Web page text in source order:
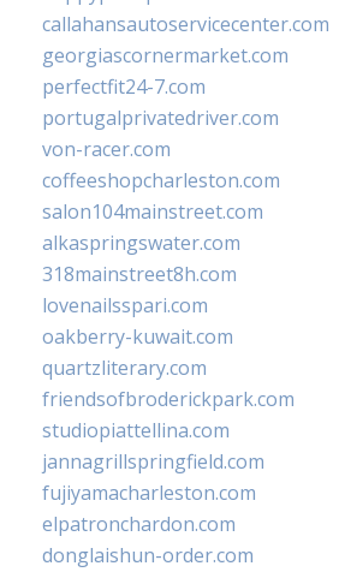
callahansautoservicecenter.com
georgiascornermarket.com
perfectfit24-7.com
portugalprivatedriver.com
von-racer.com
coffeeshopcharleston.com
salon104mainstreet.com
alkaspringswater.com
318mainstreet8h.com
lovenailsspari.com
oakberry-kuwait.com
quartzliterary.com
friendsofbroderickpark.com
studiopiattellina.com
jannagrillspringfield.com
fujiyamacharleston.com
elpatronchardon.com
donglaishun-order.com